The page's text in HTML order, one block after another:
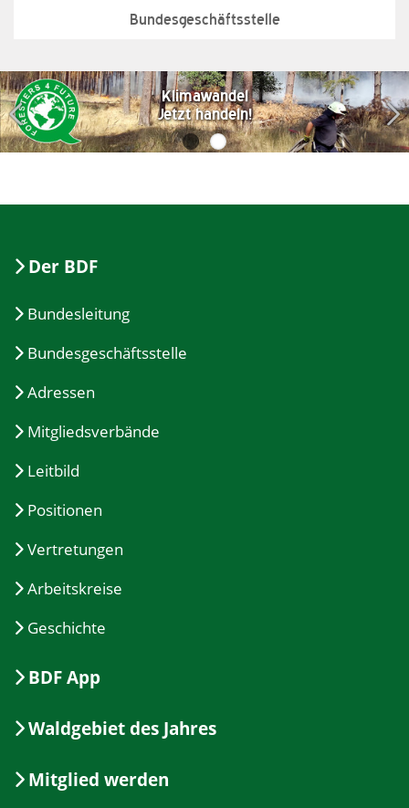
Bundesgeschäftsstelle
Klimawandel
Jetzt handeln!
Der BDF
Bundesleitung
Bundesgeschäftsstelle
Adressen
Mitgliedsverbände
Leitbild
Positionen
Vertretungen
Arbeitskreise
Geschichte
BDF App
Waldgebiet des Jahres
Mitglied werden